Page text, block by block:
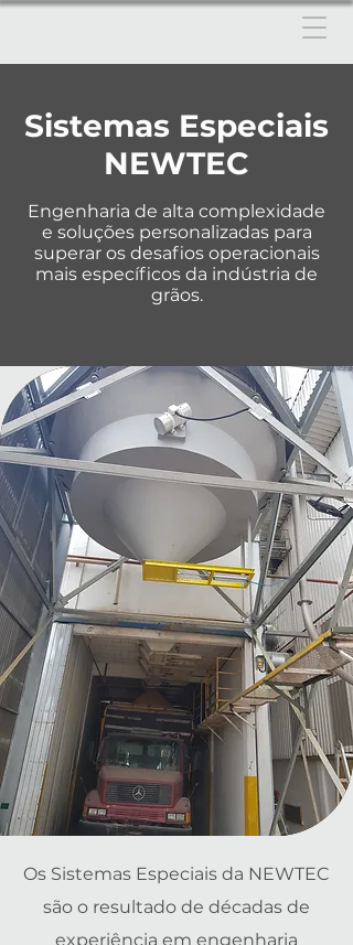
Sistemas Especiais
NEWTEC
Engenharia de alta complexidade
e soluções personalizadas para
superar os desafios operacionais
mais específicos da indústria de
grãos.
Os Sistemas Especiais da NEWTEC
são o resultado de décadas de
experiência em engenharia